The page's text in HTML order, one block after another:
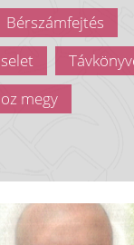
Bérszámfejtés
megy